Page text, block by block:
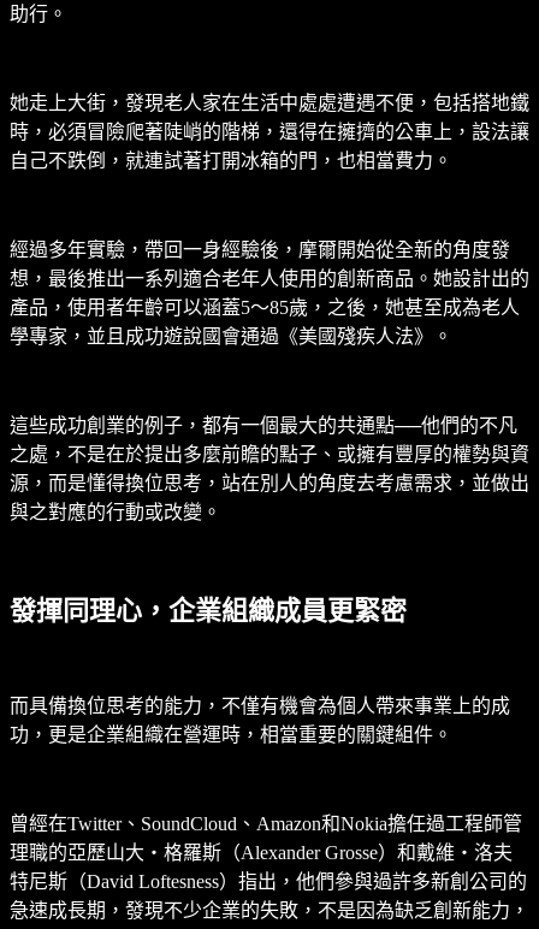
助行。
她走上大街，發現老人家在生活中處處遭遇不便，包括搭地鐵
時，必須冒險爬著陡峭的階梯，還得在擁擠的公車上，設法讓
自己不跌倒，就連試著打開冰箱的門，也相當費力。
經過多年實驗，帶回一身經驗後，摩爾開始從全新的角度發
想，最後推出一系列適合老年人使用的創新商品。她設計出的
產品，使用者年齡可以涵蓋5〜85歲，之後，她甚至成為老人
學專家，並且成功遊說國會通過《美國殘疾人法》。
這些成功創業的例子，都有一個最大的共通點──他們的不凡
之處，不是在於提出多麼前瞻的點子、或擁有豐厚的權勢與資
源，而是懂得換位思考，站在別人的角度去考慮需求，並做出
與之對應的行動或改變。
發揮同理心，企業組織成員更緊密
而具備換位思考的能力，不僅有機會為個人帶來事業上的成
功，更是企業組織在營運時，相當重要的關鍵組件。
曾經在Twitter、SoundCloud、Amazon和Nokia擔任過工程師管
理職的亞歷山大‧格羅斯（Alexander Grosse）和戴維‧洛夫
特尼斯（David Loftesness）指出，他們參與過許多新創公司的
急速成長期，發現不少企業的失敗，不是因為缺乏創新能力，